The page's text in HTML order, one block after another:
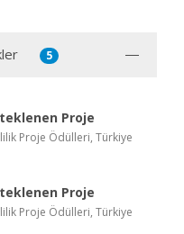
5
Proje
Proje Ödülleri, Türkiye
Proje
Proje Ödülleri, Türkiye